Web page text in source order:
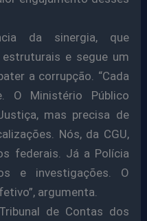
da sinergia, que
e segue um
a corrupção. “Cada
O Ministério Público
mas precisa de
Nós, da CGU,
federais. Já a Polícia
e investigações. O
argumenta.
de Contas dos